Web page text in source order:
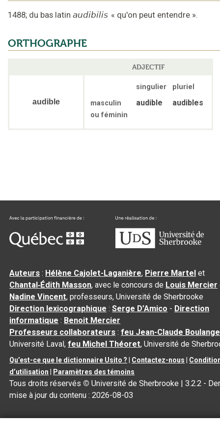
1488; du bas latin audibilis « qu'on peut entendre ».
ORTHOGRAPHE
ADJECTIF
audible
singulier
pluriel
masculin
ou féminin
audible audibles
Auteurs : Hélène Cajolet-Laganière, Pierre Martel et
Chantal‑Édith Masson, avec le concours de Louis Mercier
Nadine Vincent, professeurs, Université de Sherbrooke
Direction lexicographique :Serge D’Amico - Direction
informatique : Benoit Mercier
Professeurs collaborateurs :feu Jean-Claude
Université Laval,feu Michel Théoret, Université de
Qu’est-ce que le dictionnaire Usito ? Contactez-nous
d’utilisation
Paramètres des témoins
Tous droits réservés © Université de Sherbrooke |3.2.2 -
mise à jour du contenu :2026-08-03